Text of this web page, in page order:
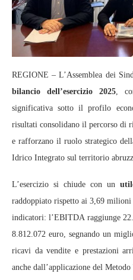
REGIONE – L’Assemblea dei
bilancio dell’esercizio 2025,
significativa sotto il profilo
risultati consolidano il percorso di
e rafforzano il ruolo strategico
Idrico Integrato sul territorio
L’esercizio si chiude con un
raddoppiato rispetto ai 3,69
indicatori: l’EBITDA raggiunge
8.812.072 euro, segnando un
ricavi da vendite e prestazioni
anche dall’applicazione del